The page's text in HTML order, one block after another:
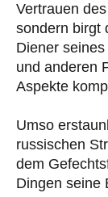
Vertrauen
sondern birgt
Diener
und anderen
Aspekte
Umso
russischen
dem
Dingen seine